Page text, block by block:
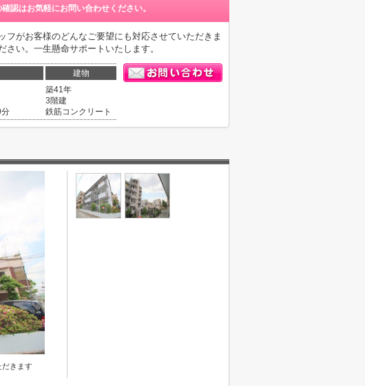
認はお気軽にお問い合わせください。
がお客様のどんなご要望にも対応させていただきま
い。一生懸命サポートいたします。
建物
分
築41年
3階建
鉄筋コンクリート
きます